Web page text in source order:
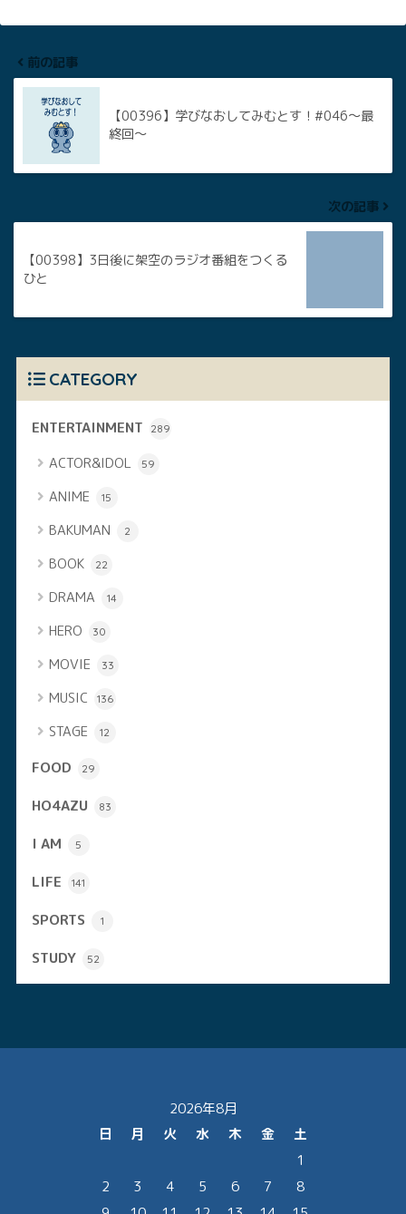
前の記事
【00396】学びなおしてみむとす！#046～最
終回～
次の記事
【00398】3日後に架空のラジオ番組をつくる
ひと
CATEGORY
ENTERTAINMENT 289
ACTOR&IDOL 59
ANIME 15
BAKUMAN 2
BOOK 22
DRAMA 14
HERO 30
MOVIE 33
MUSIC 136
STAGE 12
FOOD 29
HO4AZU 83
I AM 5
LIFE 141
SPORTS 1
STUDY 52
2026年8月
日
月 火 水 木 金
土
1
2
3 4 5 6 7
8